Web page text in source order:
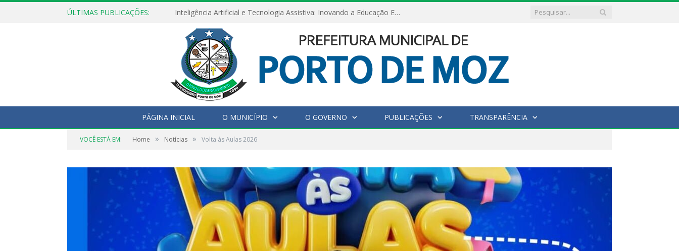
ÚLTIMAS PUBLICAÇÕES: Inteligência Artificial e Tecnologia Assistiva: Inovando a Educação Especial e Inclusiva
PÁGINA INICIAL O MUNICÍPIO O GOVERNO PUBLICAÇÕES TRANSPARÊNCIA
VOCÊ ESTÁ EM: Home » Notícias » Volta às Aulas 2026